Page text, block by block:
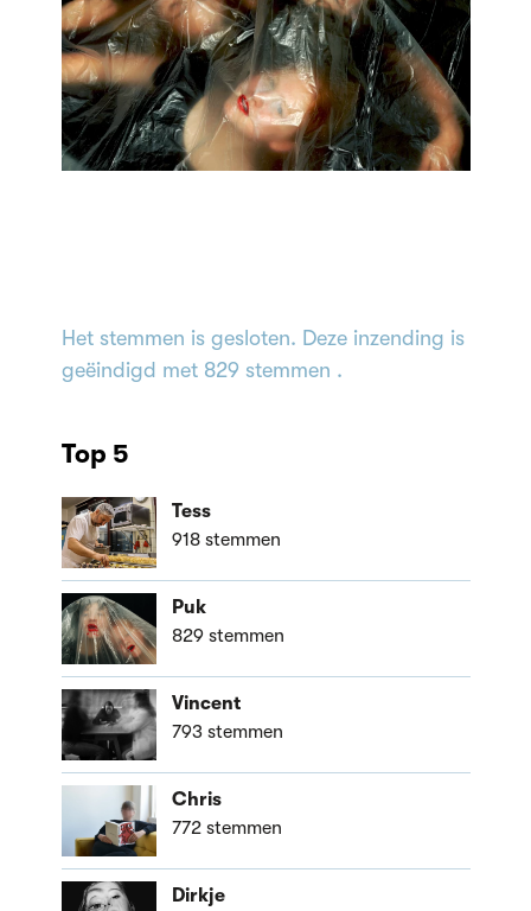
Het stemmen is gesloten. Deze inzending is
geëindigd met 829 stemmen .
Top 5
Tess
918 stemmen
Puk
829 stemmen
Vincent
793 stemmen
Chris
772 stemmen
Dirkje